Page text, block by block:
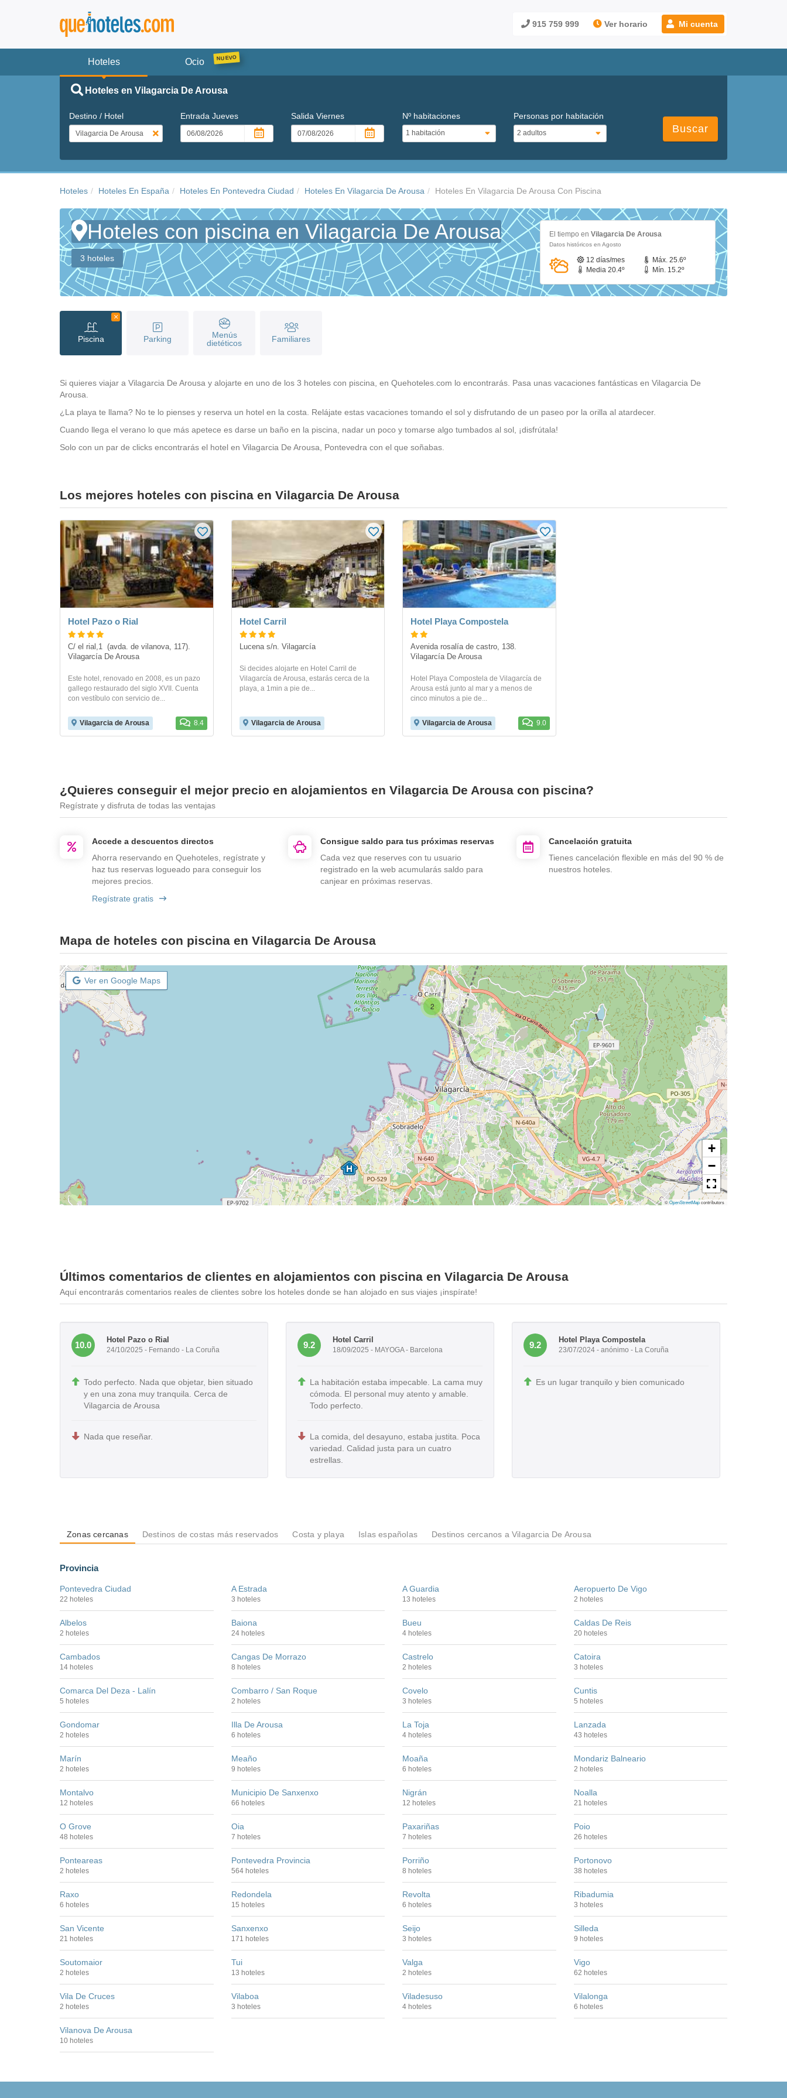
915 759 999 Ver horario Mi cuenta
Hoteles Ocio
Hoteles en Vilagarcia De Arousa
Destino / Hotel Entrada Jueves SalidaViernes Nº habitaciones Personas por habitación
Buscar
Hoteles Hoteles En España Hoteles En Pontevedra Ciudad Hoteles En Vilagarcia De Arousa Hoteles En Vilagarcia De Arousa Con Piscina
Hoteles con piscina en Vilagarcia De Arousa
3 hoteles
El tiempo en Vilagarcia De Arousa
Datos históricos en Agosto
12 días/mes
Máx. 25.6º
Media 20.4º
Mín. 15.2º
Piscina Parking
Menús
dietéticos
Familiares
Si quieres viajar a Vilagarcia De Arousa y alojarte en uno de los 3 hoteles con piscina, en Quehoteles.com lo encontrarás. Pasa unas vacaciones fantásticas en Vilagarcia De
Arousa.
¿La playa te llama? No te lo pienses y reserva un hotel en la costa. Relájate estas vacaciones tomando el sol y disfrutando de un paseo por la orilla al atardecer.
Cuando llega el verano lo que más apetece es darse un baño en la piscina, nadar un poco y tomarse algo tumbados al sol, ¡disfrútala!
Solo con un par de clicks encontrarás el hotel en Vilagarcia De Arousa, Pontevedra con el que soñabas.
Los mejores hoteles con piscina en Vilagarcia De Arousa
Hotel Pazo o Rial
C/ el rial,1  (avda. de vilanova, 117).
Vilagarcía De Arousa
Este hotel, renovado en 2008, es un pazo
gallego restaurado del siglo XVII. Cuenta
con vestíbulo con servicio de...
Vilagarcia de Arousa 8.4
Hotel Carril
Lucena s/n. Vilagarcía
Si decides alojarte en Hotel Carril de
Vilagarcía de Arousa, estarás cerca de la
playa, a 1min a pie de...
Vilagarcia de Arousa
Hotel Playa Compostela
Avenida rosalía de castro, 138.
Vilagarcía De Arousa
Hotel Playa Compostela de Vilagarcía de
Arousa está junto al mar y a menos de
cinco minutos a pie de...
Vilagarcia de Arousa 9.0
¿Quieres conseguir el mejor precio en alojamientos en Vilagarcia De Arousa con piscina?
Regístrate y disfruta de todas las ventajas
Accede a descuentos directos
Ahorra reservando en Quehoteles, regístrate y
haz tus reservas logueado para conseguir los
mejores precios.
Regístrate gratis
Consigue saldo para tus próximas reservas
Cada vez que reserves con tu usuario
registrado en la web acumularás saldo para
canjear en próximas reservas.
Cancelación gratuita
Tienes cancelación flexible en más del 90 % de
nuestros hoteles.
Mapa de hoteles con piscina en Vilagarcia De Arousa
Ver en Google Maps
2
+
−
©OpenStreetMapcontributors
Últimos comentarios de clientes en alojamientos con piscina en Vilagarcia De Arousa
Aquí encontrarás comentarios reales de clientes sobre los hoteles donde se han alojado en sus viajes ¡inspírate!
10.0
Hotel Pazo o Rial
24/10/2025 - Fernando - La Coruña
Todo perfecto. Nada que objetar, bien situado
y en una zona muy tranquila. Cerca de
Vilagarcia de Arousa
Nada que reseñar.
9.2
Hotel Carril
18/09/2025 - MAYOGA - Barcelona
La habitación estaba impecable. La cama muy
cómoda. El personal muy atento y amable.
Todo perfecto.
La comida, del desayuno, estaba justita. Poca
variedad. Calidad justa para un cuatro
estrellas.
9.2
Hotel Playa Compostela
23/07/2024 - anónimo - La Coruña
Es un lugar tranquilo y bien comunicado
Zonas cercanas Destinos de costas más reservados Costa y playa Islas españolas Destinos cercanos a Vilagarcia De Arousa
Provincia
Pontevedra Ciudad
22 hoteles
A Estrada
3 hoteles
A Guardia
13 hoteles
Aeropuerto De Vigo
2 hoteles
Albelos
2 hoteles
Baiona
24 hoteles
Bueu
4 hoteles
Caldas De Reis
20 hoteles
Cambados
14 hoteles
Cangas De Morrazo
8 hoteles
Castrelo
2 hoteles
Catoira
3 hoteles
Comarca Del Deza - Lalín
5 hoteles
Combarro / San Roque
2 hoteles
Covelo
3 hoteles
Cuntis
5 hoteles
Gondomar
2 hoteles
Illa De Arousa
6 hoteles
La Toja
4 hoteles
Lanzada
43 hoteles
Marín
2 hoteles
Meaño
9 hoteles
Moaña
6 hoteles
Mondariz Balneario
2 hoteles
Montalvo
12 hoteles
Municipio De Sanxenxo
66 hoteles
Nigrán
12 hoteles
Noalla
21 hoteles
O Grove
48 hoteles
Oia
7 hoteles
Paxariñas
7 hoteles
Poio
26 hoteles
Ponteareas
2 hoteles
Pontevedra Provincia
564 hoteles
Porriño
8 hoteles
Portonovo
38 hoteles
Raxo
6 hoteles
Redondela
15 hoteles
Revolta
6 hoteles
Ribadumia
3 hoteles
San Vicente
21 hoteles
Sanxenxo
171 hoteles
Seijo
3 hoteles
Silleda
9 hoteles
Soutomaior
2 hoteles
Tui
13 hoteles
Valga
2 hoteles
Vigo
62 hoteles
Vila De Cruces
2 hoteles
Vilaboa
3 hoteles
Viladesuso
4 hoteles
Vilalonga
6 hoteles
Vilanova De Arousa
10 hoteles